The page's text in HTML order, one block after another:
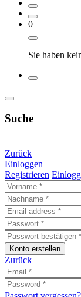
0
Sie haben
Suche
Zurück
Einloggen
Registrieren
Konto erstellen
Zurück